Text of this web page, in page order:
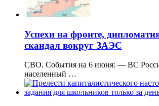
Успехи на фронте,
скандал вокруг ЗАЭС
СВО. События на 6 июня: — ВС
населенный …